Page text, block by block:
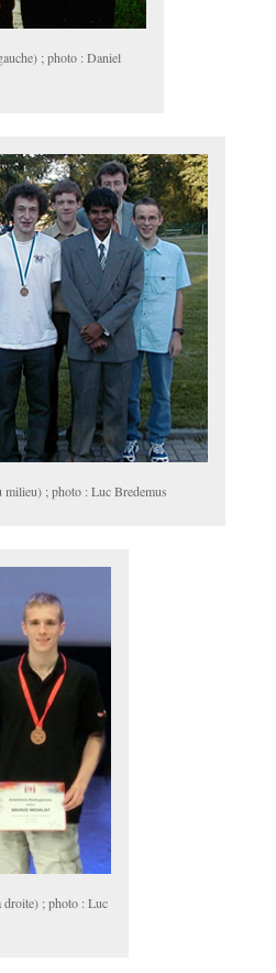
; photo : Daniel
; photo : Luc Bredemus
droite) ; photo : Luc